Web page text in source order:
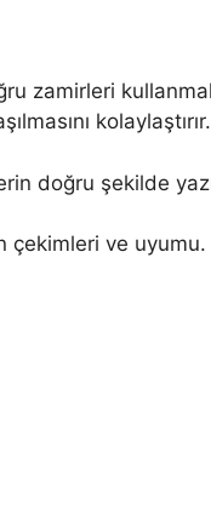
zamirleri
kolaylaştırır.
doğru şekilde
çekimleri ve uyumu.